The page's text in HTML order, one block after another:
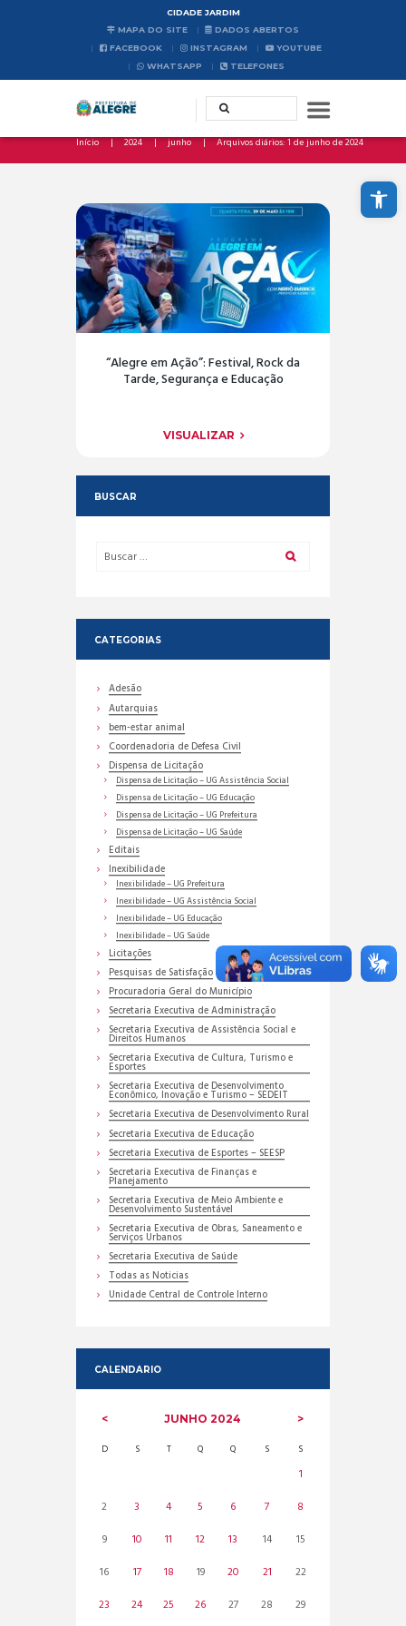
Abrir a barra de ferramentas
CIDADE JARDIM
MAPA DO SITE
DADOS ABERTOS
FACEBOOK
INSTAGRAM
YOUTUBE
WHATSAPP
TELEFONES
Início 2024 junho Arquivos diários: 1 de junho de 2024
“Alegre em Ação”: Festival, Rock da
Tarde, Segurança e Educação
VISUALIZAR
BUSCAR
CATEGORIAS
Adesão
Autarquias
bem-estar animal
Coordenadoria de Defesa Civil
Dispensa de Licitação
Dispensa de Licitação – UG Assistência Social
Dispensa de Licitação – UG Educação
Dispensa de Licitação – UG Prefeitura
Dispensa de Licitação – UG Saúde
Editais
Inexibilidade
Inexibilidade – UG Prefeitura
Inexibilidade – UG Assistência Social
Inexibilidade – UG Educação
Inexibilidade – UG Saúde
Licitações
Pesquisas de Satisfação
Procuradoria Geral do Município
Secretaria Executiva de Administração
Secretaria Executiva de Assistência Social e
Direitos Humanos
Secretaria Executiva de Cultura, Turismo e
Esportes
Secretaria Executiva de Desenvolvimento
Econômico, Inovação e Turismo – SEDEIT
Secretaria Executiva de Desenvolvimento Rural
Secretaria Executiva de Educação
Secretaria Executiva de Esportes – SEESP
Secretaria Executiva de Finanças e
Planejamento
Secretaria Executiva de Meio Ambiente e
Desenvolvimento Sustentável
Secretaria Executiva de Obras, Saneamento e
Serviços Urbanos
Secretaria Executiva de Saúde
Todas as Noticias
Unidade Central de Controle Interno
CALENDARIO
JUNHO2024
D S T Q Q S S
1
2
3 4 5 6 7
8
9
10 11 12 13 14
15
16
17 18 19 20 21
22
23
24 25 26 27 28 29